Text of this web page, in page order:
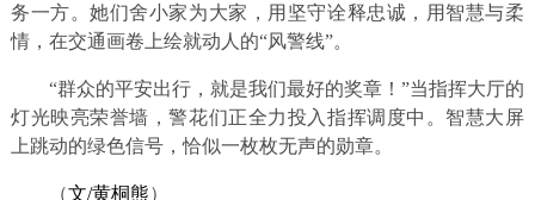
务一方。她们舍小家为大家，用坚守诠释忠诚，用智慧与柔
情，在交通画卷上绘就动人的“风警线”。
“群众的平安出行，就是我们最好的奖章！”当指挥大厅的
灯光映亮荣誉墙，警花们正全力投入指挥调度中。智慧大屏
上跳动的绿色信号，恰似一枚枚无声的勋章。
（文/黄桐熊）